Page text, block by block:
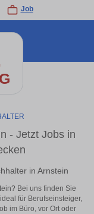
Job
- Jetzt Jobs in
in Arnstein
Bei uns finden Sie
für Berufseinsteiger,
im Büro, vor Ort oder